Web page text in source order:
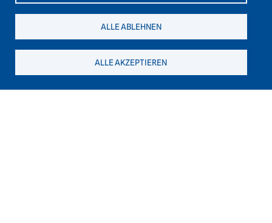
ALLE ABLEHNEN
ALLE AKZEPTIEREN
Ziel ist die digitale Bereitstellung und Edition eines
umfangreichen Korpus von Dokumenten und Texten
zur Religions- und Rechtsgeschichte des
vormodernen Nepals.